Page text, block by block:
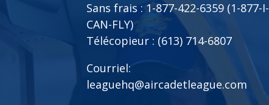
Sans frais : 1-877-422-6359 (1-877-I-
CAN-FLY)
Télécopieur : (613) 714-6807
Courriel:
leaguehq@aircadetleague.com